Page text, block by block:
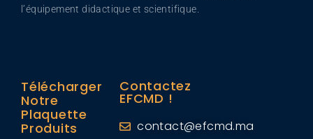
l’équipement didactique et scientifique.
Télécharger
Notre
Plaquette
Produits
Contactez
EFCMD !
contact@efcmd.ma